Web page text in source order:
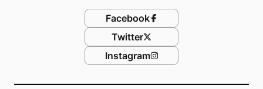
Facebook
Twitter
Instagram